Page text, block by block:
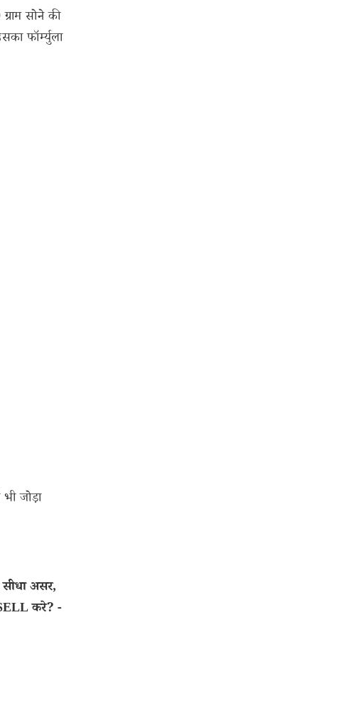
सोने की
फॉर्म्युला
जोड़ा
असर,
करे? -